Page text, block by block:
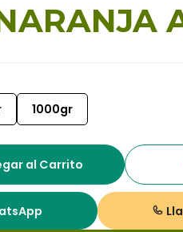
1000gr
al Carrito